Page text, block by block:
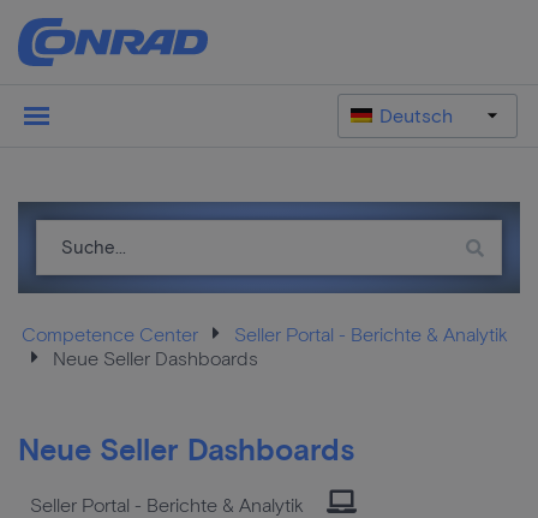
Deutsch
Competence Center
Seller Portal - Berichte & Analytik
Neue Seller Dashboards
Neue Seller Dashboards
Seller Portal - Berichte & Analytik